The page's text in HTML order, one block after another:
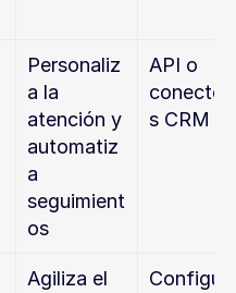
Personaliz
a la
atención y
automatiz
a
seguimient
os
API o
s CRM
Agiliza el